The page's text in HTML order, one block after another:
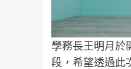
學務長王明月於
段，希望透過此